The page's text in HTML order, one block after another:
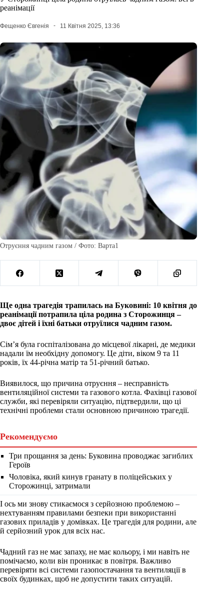
реанімації
Фещенко Євгенія 11 Квітня 2025, 13:36
Отруєння чадним газом / Фото: Варта1
Ще одна трагедія трапилась на Буковині: 10 квітня до
реанімації потрапила ціла родина з Сторожинця –
двоє дітей і їхні батьки отруїлися чадним газом.
Сім’я була госпіталізована до місцевої лікарні, де медики
надали їм необхідну допомогу. Це діти, віком 9 та 11
років, їх 44-річна матір та 51-річний батько.
Виявилося, що причина отруєння – несправність
вентиляційної системи та газового котла. Фахівці газової
служби, які перевіряли ситуацію, підтвердили, що ці
технічні проблеми стали основною причиною трагедії.
Рекомендуємо
Три прощання за день: Буковина проводжає загиблих
Героїв
Чоловіка, який кинув гранату в поліцейських у
Сторожинці, затримали
І ось ми знову стикаємося з серйозною проблемою –
нехтуванням правилами безпеки при використанні
газових приладів у домівках. Це трагедія для родини, але
й серйозний урок для всіх нас.
Чадний газ не має запаху, не має кольору, і ми навіть не
помічаємо, коли він проникає в повітря. Важливо
перевіряти всі системи газопостачання та вентиляції в
своїх будинках, щоб не допустити таких ситуацій.